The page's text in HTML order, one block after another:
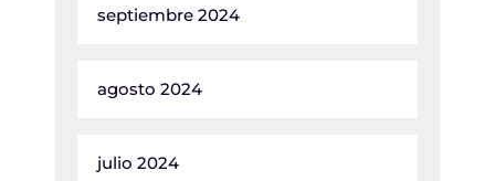
septiembre 2024
agosto 2024
julio 2024